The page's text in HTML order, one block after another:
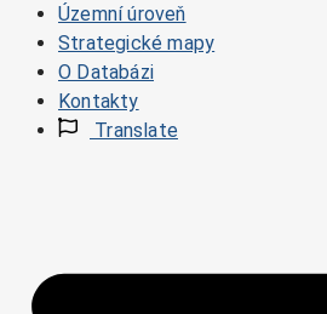
Územní úroveň
Strategické mapy
O Databázi
Kontakty
Translate